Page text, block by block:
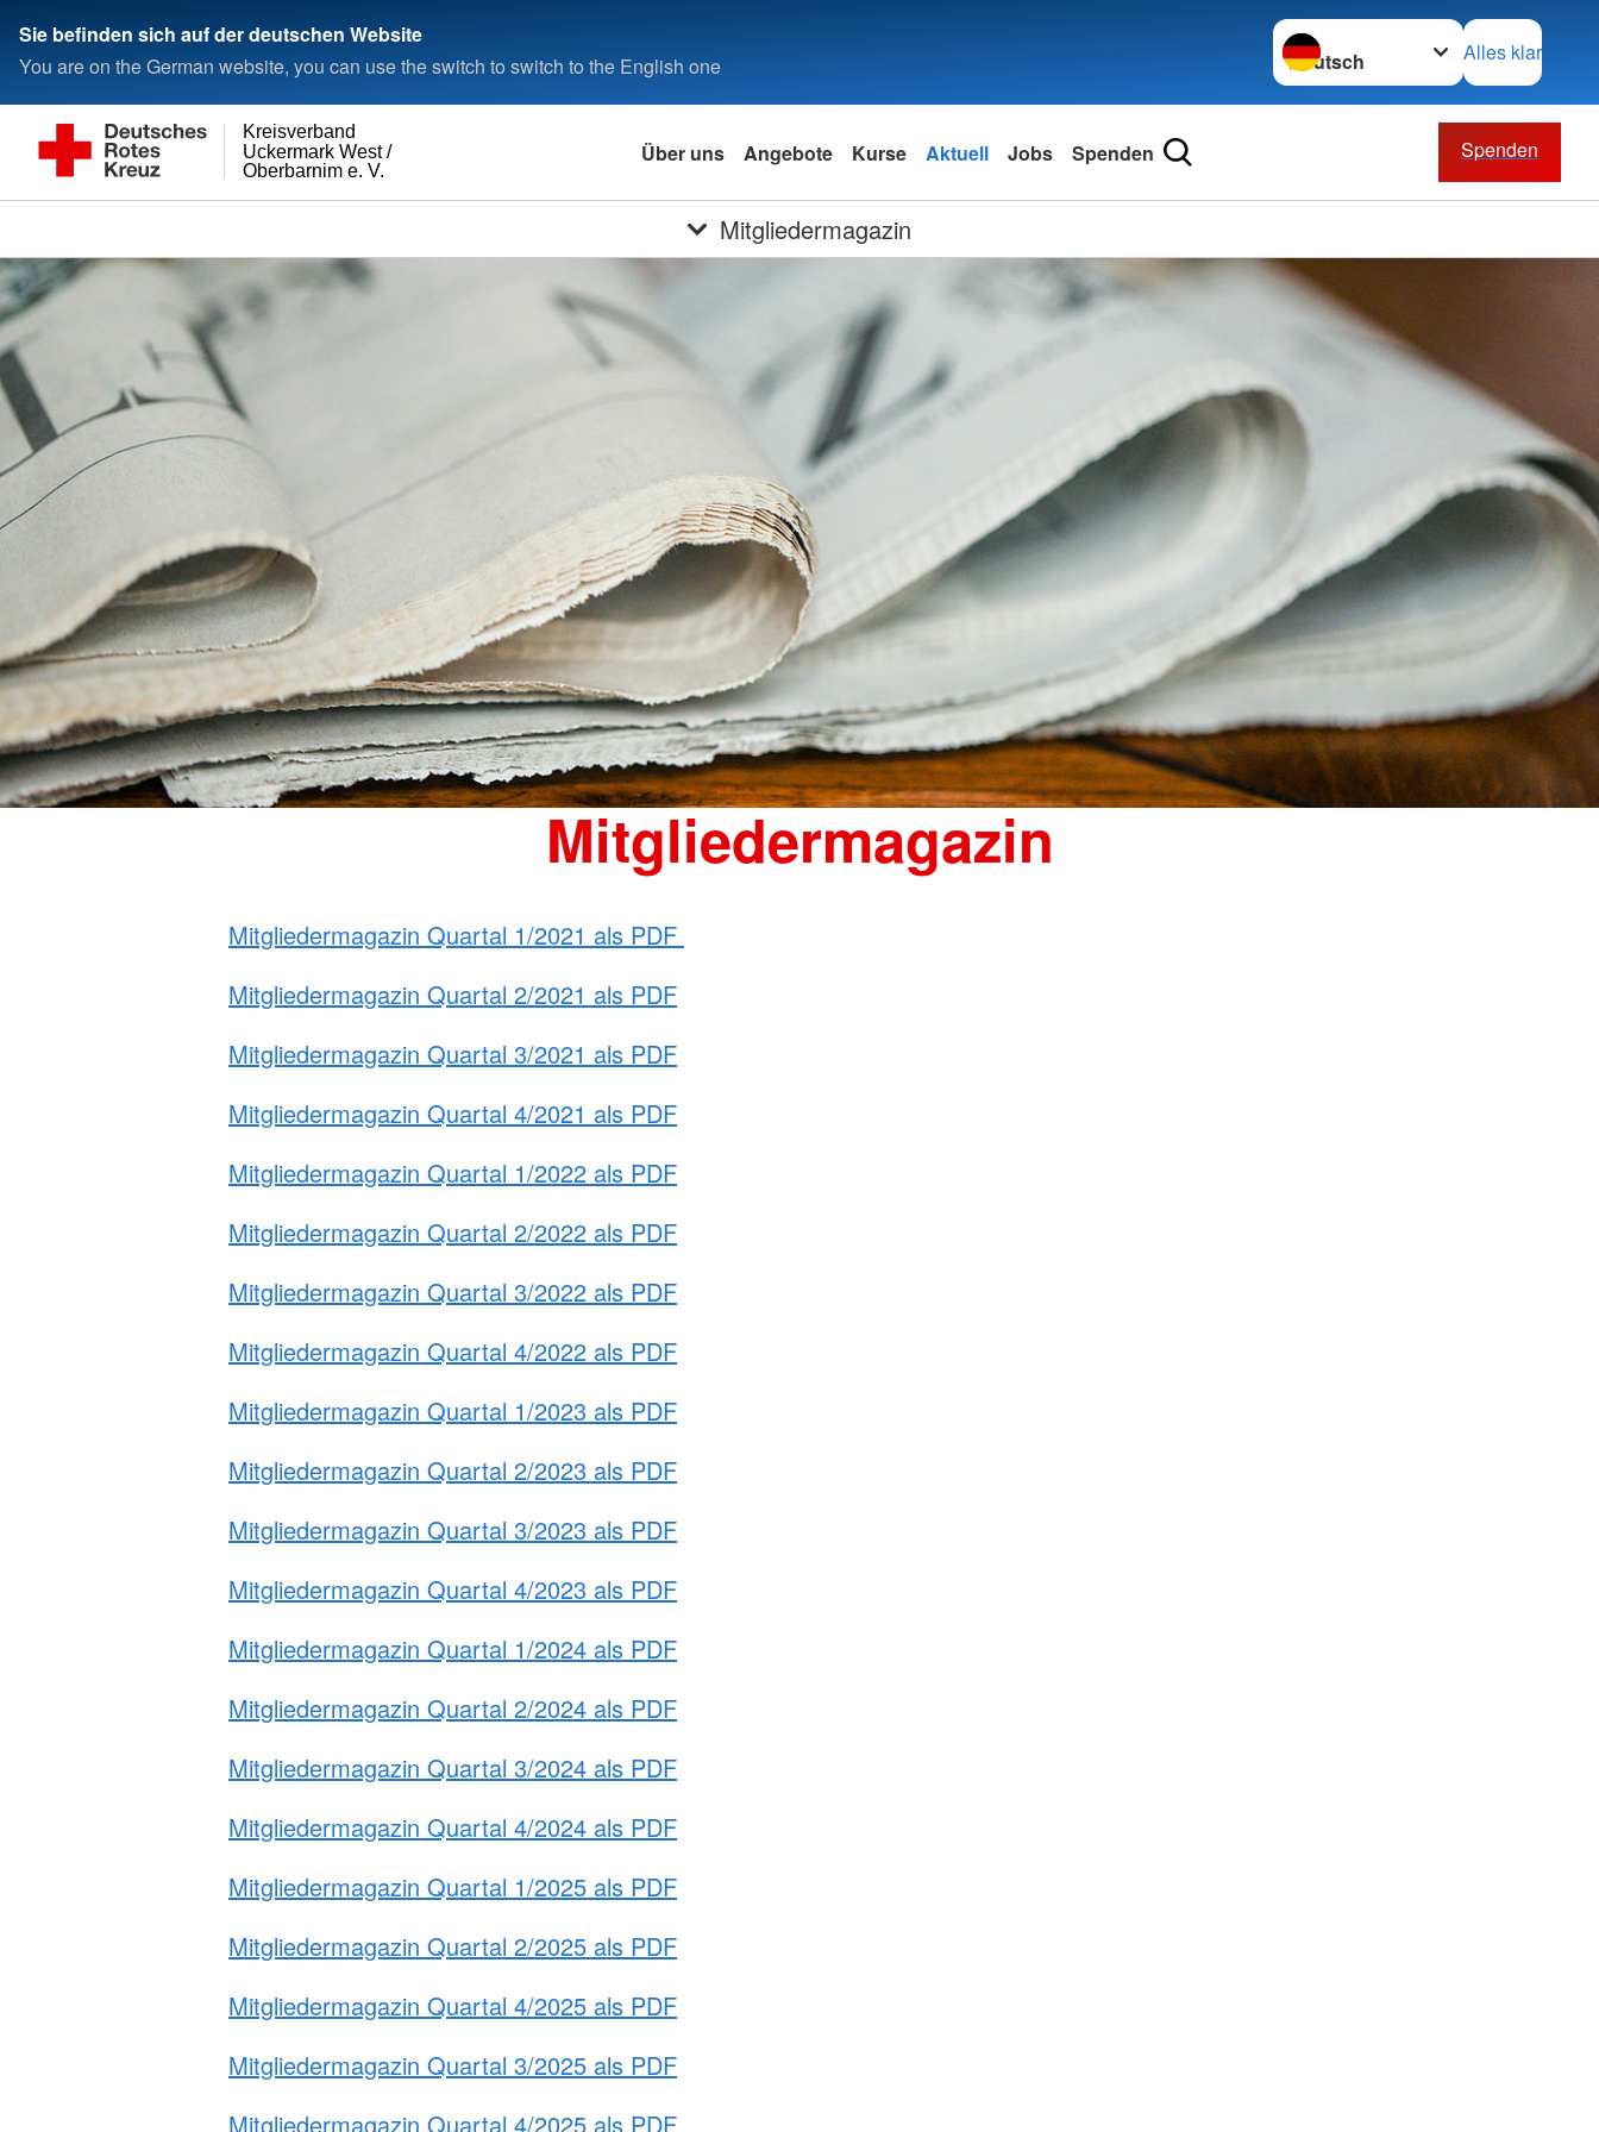
Sie befinden sich auf der deutschen Website
You are on the German website, you can use the switch to switch to the English one
Sprache wechseln zu
Alles klar
Oberbarnim e. V.
Uckermark West /
Kreisverband
Über uns Angebote Kurse Aktuell Jobs Spenden Spenden
Mitgliedermagazin
Mitgliedermagazin
Mitgliedermagazin Quartal 1/2021 als PDF
Mitgliedermagazin Quartal 2/2021 als PDF
Mitgliedermagazin Quartal 3/2021 als PDF
Mitgliedermagazin Quartal 4/2021 als PDF
Mitgliedermagazin Quartal 1/2022 als PDF
Mitgliedermagazin Quartal 2/2022 als PDF
Mitgliedermagazin Quartal 3/2022 als PDF
Mitgliedermagazin Quartal 4/2022 als PDF
Mitgliedermagazin Quartal 1/2023 als PDF
Mitgliedermagazin Quartal 2/2023 als PDF
Mitgliedermagazin Quartal 3/2023 als PDF
Mitgliedermagazin Quartal 4/2023 als PDF
Mitgliedermagazin Quartal 1/2024 als PDF
Mitgliedermagazin Quartal 2/2024 als PDF
Mitgliedermagazin Quartal 3/2024 als PDF
Mitgliedermagazin Quartal 4/2024 als PDF
Mitgliedermagazin Quartal 1/2025 als PDF
Mitgliedermagazin Quartal 2/2025 als PDF
Mitgliedermagazin Quartal 4/2025 als PDF
Mitgliedermagazin Quartal 3/2025 als PDF
Mitgliedermagazin Quartal 4/2025 als PDF